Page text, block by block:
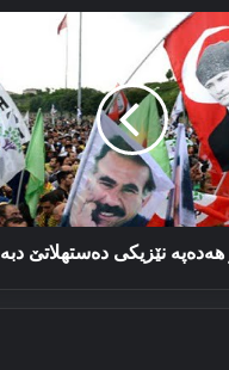
نێزیكی دەستھلاتێ دبە